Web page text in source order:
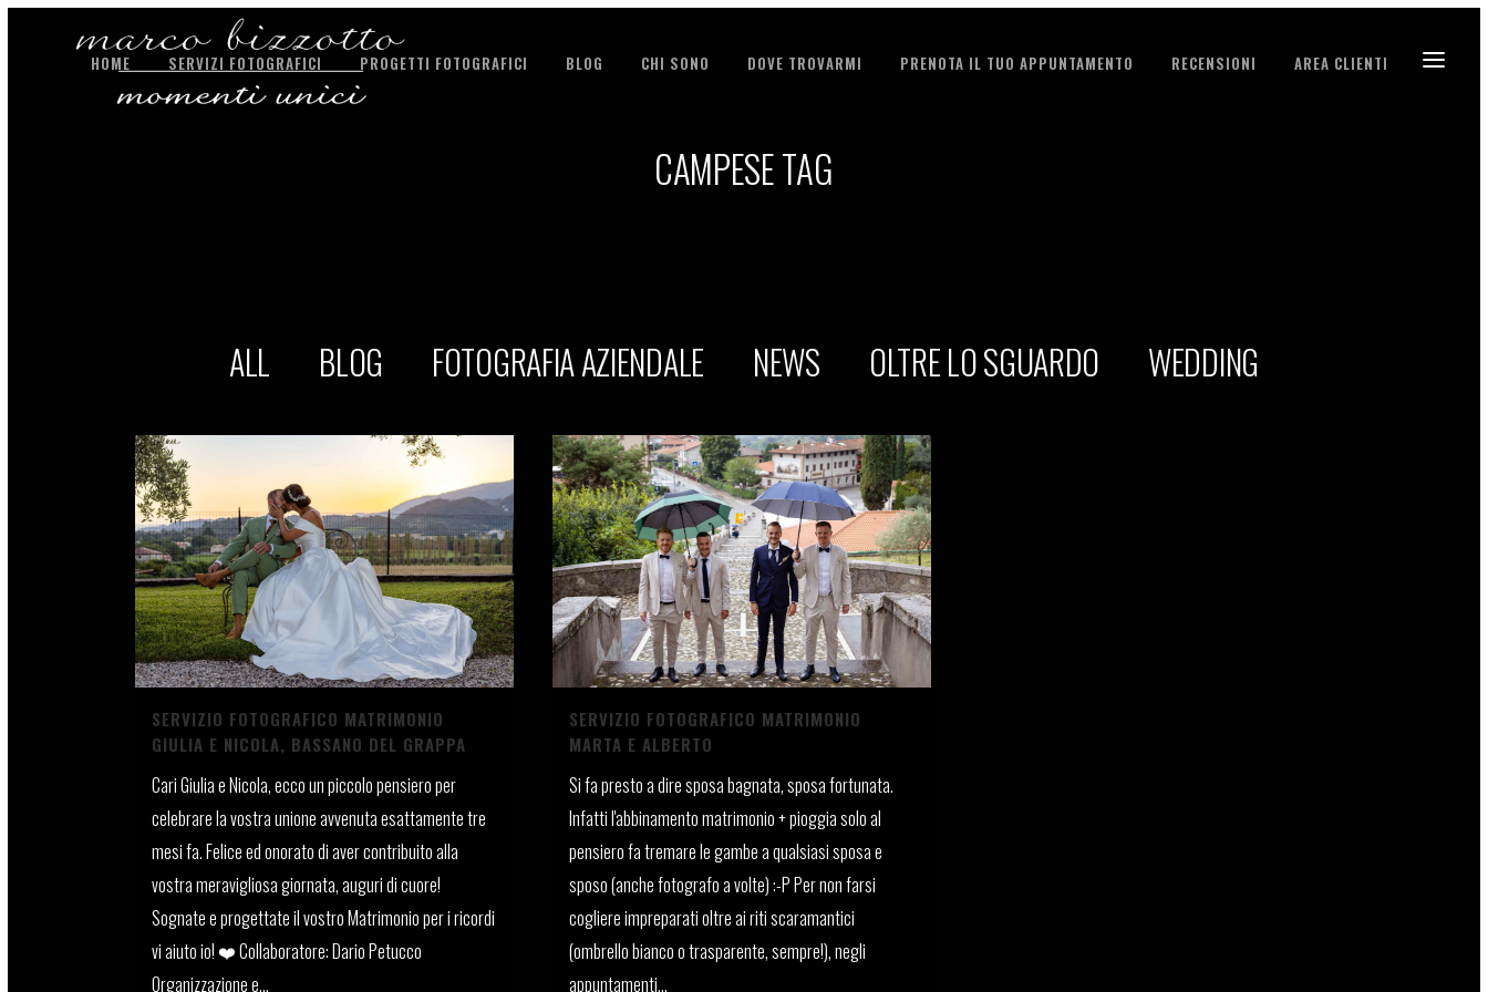
HOME SERVIZI FOTOGRAFICI PROGETTI FOTOGRAFICI BLOG CHI SONO DOVE TROVARMI PRENOTA IL TUO APPUNTAMENTO RECENSIONI AREA CLIENTI
CAMPESE TAG
ALL BLOG FOTOGRAFIA AZIENDALE NEWS OLTRE LO SGUARDO WEDDING
SERVIZIO FOTOGRAFICO MATRIMONIO
GIULIA E NICOLA, BASSANO DEL GRAPPA
Cari Giulia e Nicola, ecco un piccolo pensiero per
celebrare la vostra unione avvenuta esattamente tre
mesi fa. Felice ed onorato di aver contribuito alla
vostra meravigliosa giornata, auguri di cuore!
Sognate e progettate il vostro Matrimonio per i ricordi
vi aiuto io! ❤️ Collaboratore: Dario Petucco
Organizzazione e...
SERVIZIO FOTOGRAFICO MATRIMONIO
MARTA E ALBERTO
Si fa presto a dire sposa bagnata, sposa fortunata.
Infatti l'abbinamento matrimonio + pioggia solo al
pensiero fa tremare le gambe a qualsiasi sposa e
sposo (anche fotografo a volte) :-P Per non farsi
cogliere impreparati oltre ai riti scaramantici
(ombrello bianco o trasparente, sempre!), negli
appuntamenti...